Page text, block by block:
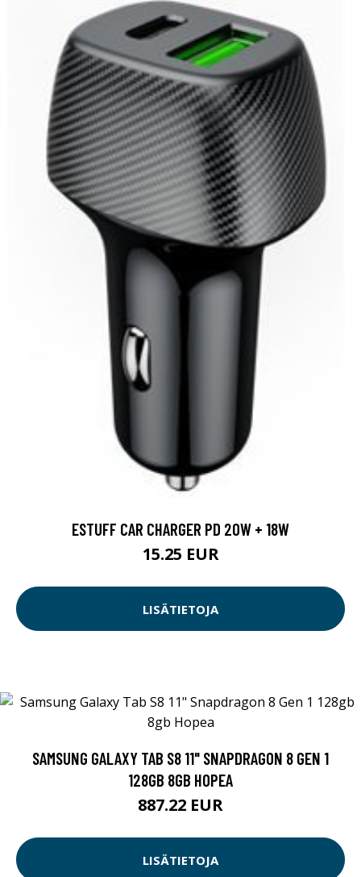
ESTUFF CAR CHARGER PD 20W + 18W
15.25 EUR
LISÄTIETOJA
SAMSUNG GALAXY TAB S8 11" SNAPDRAGON 8 GEN 1
128GB 8GB HOPEA
887.22 EUR
LISÄTIETOJA